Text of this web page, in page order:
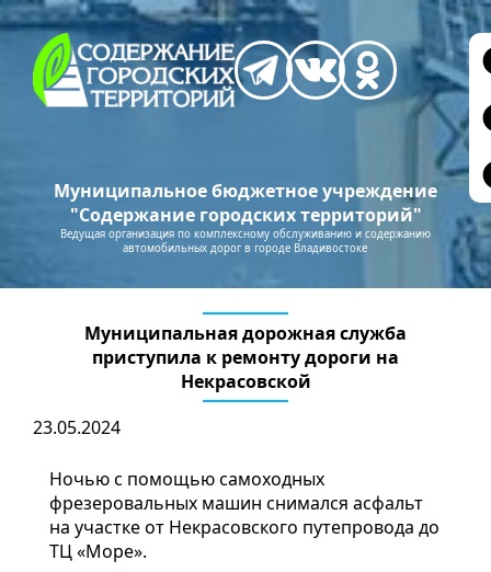
Муниципальное бюджетное учреждение
"Содержание городских территорий"
Ведущая организация по комплексному обслуживанию и содержанию
автомобильных дорог в городе Владивостоке
Муниципальная дорожная служба
приступила к ремонту дороги на
Некрасовской
23.05.2024
Ночью с помощью самоходных
фрезеровальных машин снимался асфальт
на участке от Некрасовского путепровода до
ТЦ «Море».